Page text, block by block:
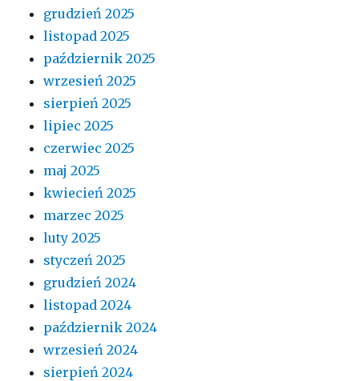
grudzień 2025
listopad 2025
październik 2025
wrzesień 2025
sierpień 2025
lipiec 2025
czerwiec 2025
maj 2025
kwiecień 2025
marzec 2025
luty 2025
styczeń 2025
grudzień 2024
listopad 2024
październik 2024
wrzesień 2024
sierpień 2024